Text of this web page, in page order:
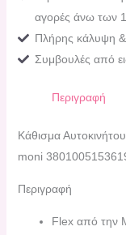
αγορές άνω των
Πλήρης κάλυψη
Συμβουλές από
Περιγραφή
Kάθισμα
moni
Περιγραφή
Flex από την